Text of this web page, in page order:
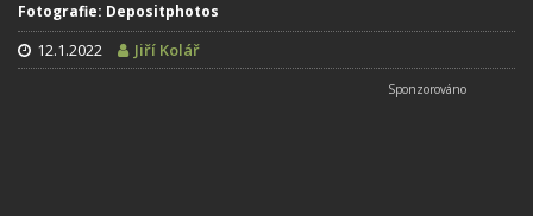
Fotografie: Depositphotos
12.1.2022 Jiří Kolář